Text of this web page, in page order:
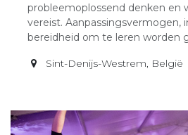
probleemoplossend denken en
vereist. Aanpassingsvermogen,
bereidheid om te leren worden
Sint-Denijs-Westrem, België